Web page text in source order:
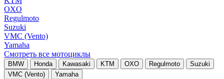
OXO
Regulmoto
Suzuki
VMC (Vento)
Yamaha
Смотреть все мотоциклы
BMW Honda Kawasaki KTM OXO Regulmoto
Suzuki
VMC (Vento)
Yamaha